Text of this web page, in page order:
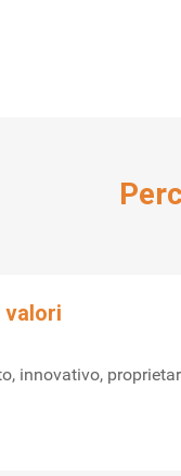
valori
innovativo,